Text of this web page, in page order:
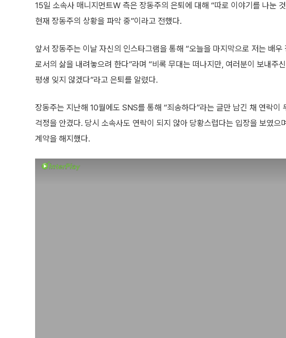
15일 소속사 매니지먼트W 측은 장동주의 은퇴에 대해 “따로 이야기를 나눈
현재 장동주의 상황을 파악 중”이라고 전했다.
앞서 장동주는 이날 자신의 인스타그램을 통해 “오늘을 마지막으로 저는 배우
로서의 삶을 내려놓으려 한다”라며 “비록 무대는 떠나지만, 여러분이 보내주
평생 잊지 않겠다”라고 은퇴를 알렸다.
장동주는 지난해 10월에도 SNS를 통해 “죄송하다”라는 글만 남긴 채 연락이
걱정을 안겼다. 당시 소속사도 연락이 되지 않아 당황스럽다는 입장을 보였
계약을 해지했다.